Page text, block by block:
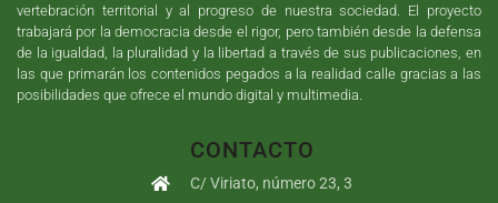
vertebración territorial y al progreso de nuestra sociedad. El proyecto
trabajará por la democracia desde el rigor, pero también desde la defensa
de la igualdad, la pluralidad y la libertad a través de sus publicaciones, en
las que primarán los contenidos pegados a la realidad calle gracias a las
posibilidades que ofrece el mundo digital y multimedia.
CONTACTO
C/ Viriato, número 23, 3